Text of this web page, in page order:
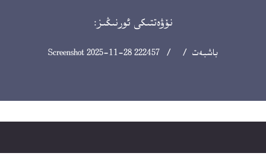
نۆۋەتتىكى ئورنىڭىز:
باشبەت / / Screenshot 2025-11-28 222457